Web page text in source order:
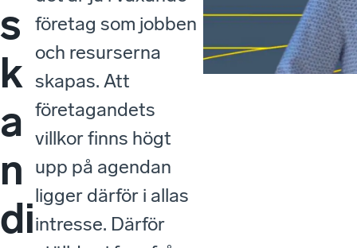
s
k
a
n
di
företag som jobben
och resurserna
skapas. Att
företagandets
villkor finns högt
upp på agendan
ligger därför i allas
intresse. Därför